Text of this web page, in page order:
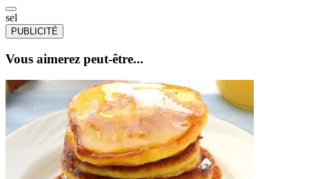
sel
PUBLICITÉ
Vous aimerez peut-être...